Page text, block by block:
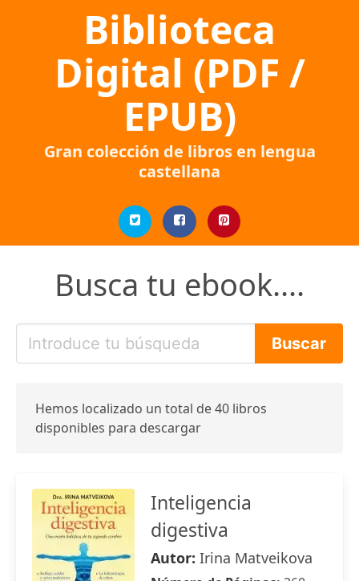
Biblioteca
Digital (PDF /
EPUB)
Gran colección de libros en lengua
castellana
Busca tu ebook....
Hemos localizado un total de 40 libros
disponibles para descargar
Inteligencia
digestiva
Autor: Irina Matveikova